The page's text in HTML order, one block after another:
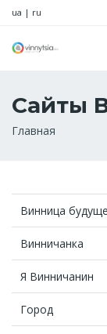
ua | ru
Сайты
Строка
Главная
Винница
Винничанка
Я Винничанин
Город